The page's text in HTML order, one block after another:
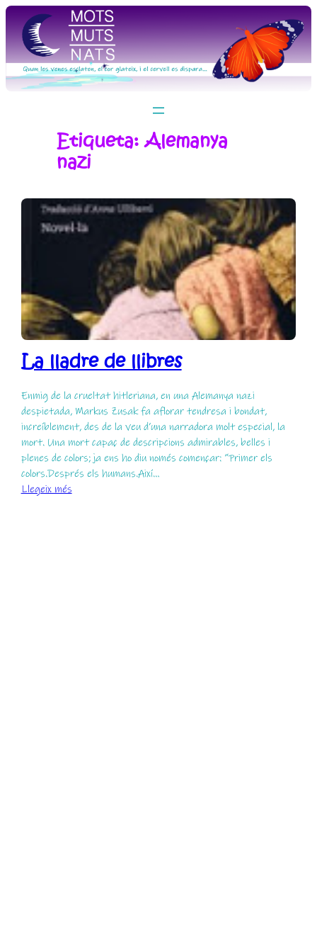
Vés
al
contingut
Etiqueta:Alemanya
nazi
La lladre de llibres
Enmig de la crueltat hitleriana, en una Alemanya nazi
despietada, Markus Zusak fa aflorar tendresa i bondat,
increíblement, des de la veu d’una narradora molt especial, la
mort. Una mort capaç de descripcions admirables, belles i
plenes de colors; ja ens ho diu només començar: “Primer els
colors.Després els humans.Així…
Llegeix més: